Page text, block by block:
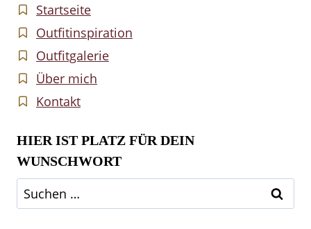
Startseite
Outfitinspiration
Outfitgalerie
Über mich
Kontakt
HIER IST PLATZ FÜR DEIN
WUNSCHWORT
Suchen
nach: